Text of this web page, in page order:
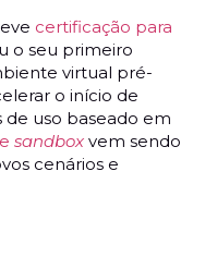
certificação para
o seu primeiro
virtual pré-
o início de
uso baseado em
sandbox vem sendo
cenários e